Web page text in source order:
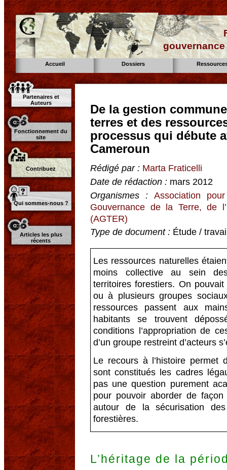
Accueil Dossiers
Partenaires et
Auteurs
Fonctionnement du
site
Contribuez
Qui sommes-nous ?
Articles les plus
récents
De la gestion
terres et des
processus qui débute
Cameroun
Rédigé par : Marta Fraticelli
Date de rédaction : mars 2012
Organismes : Association
Gouvernance de la Terre, de
(AGTER)
Type de document : Étude /
Les ressources naturelles
moins collective au sein
territoires forestiers. On
ou à plusieurs groupes
ressources passent aux
habitants se trouvent
conditions l’appropriation de
d’un groupe restreint d’acteurs
Le recours à l’histoire permet
sont constitués les cadres
pas une question purement
pour pouvoir aborder de
autour de la sécurisation
forestières.
L’héritage de la